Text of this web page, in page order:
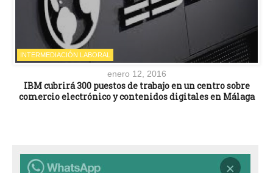
INTERMEDIACIÓN LABORAL
enero 12, 2016
IBM cubrirá 300 puestos de trabajo en un centro sobre
comercio electrónico y contenidos digitales en Málaga